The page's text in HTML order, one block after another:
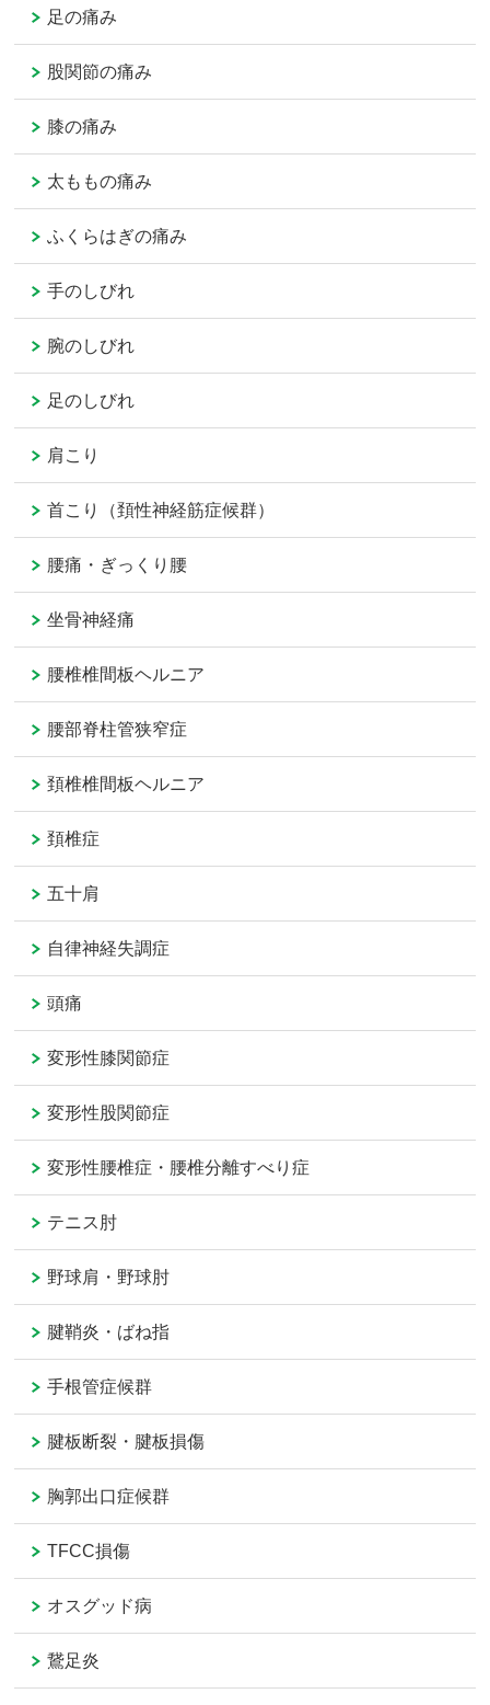
足の痛み
股関節の痛み
膝の痛み
太ももの痛み
ふくらはぎの痛み
手のしびれ
腕のしびれ
足のしびれ
肩こり
首こり（頚性神経筋症候群）
腰痛・ぎっくり腰
坐骨神経痛
腰椎椎間板ヘルニア
腰部脊柱管狭窄症
頚椎椎間板ヘルニア
頚椎症
五十肩
自律神経失調症
頭痛
変形性膝関節症
変形性股関節症
変形性腰椎症・腰椎分離すべり症
テニス肘
野球肩・野球肘
腱鞘炎・ばね指
手根管症候群
腱板断裂・腱板損傷
胸郭出口症候群
TFCC損傷
オスグッド病
鵞足炎